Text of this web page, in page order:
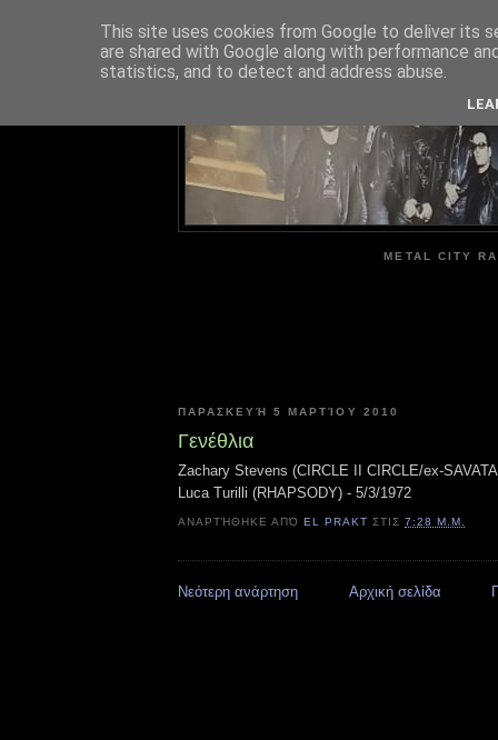
METAL CITY
ΠΑΡΑΣΚΕΥΉ 5 ΜΑΡΤΊΟΥ 2010
Γενέθλια
Zachary Stevens (CIRCLE II CIRCLE/ex-
Luca Turilli (RHAPSODY) - 5/3/1972
ΑΝΑΡΤΉΘΗΚΕ ΑΠΌEL PRAKT ΣΤΙΣ7:28 Μ.Μ.
Νεότερη ανάρτηση Αρχική σελίδα
This site uses cookies from Google to deliver its
are shared with Google along with performance
statistics, and to detect and address abuse.